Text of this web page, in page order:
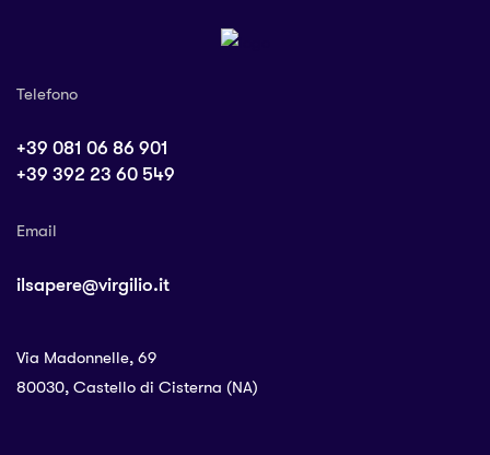
Telefono
+39 081 06 86 901
+39 392 23 60 549
Email
ilsapere@virgilio.it
Via Madonnelle, 69
80030, Castello di Cisterna (NA)